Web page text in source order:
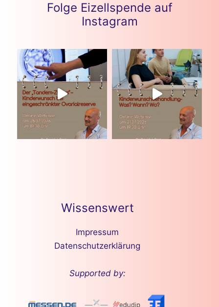
Folge Eizellspende auf
Instagram
Wissenswert
Impressum
Datenschutzerklärung
Supported by: